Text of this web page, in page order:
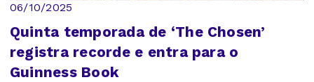
06/10/2025
Quinta temporada de ‘The Chosen’
registra recorde e entra para o
Guinness Book